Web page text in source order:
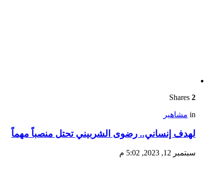
2
in مشاهير
لهدف إنساني.. رضوى الشربيني تحتل منصباً مهماً
سبتمبر 12, 2023, 5:02 م